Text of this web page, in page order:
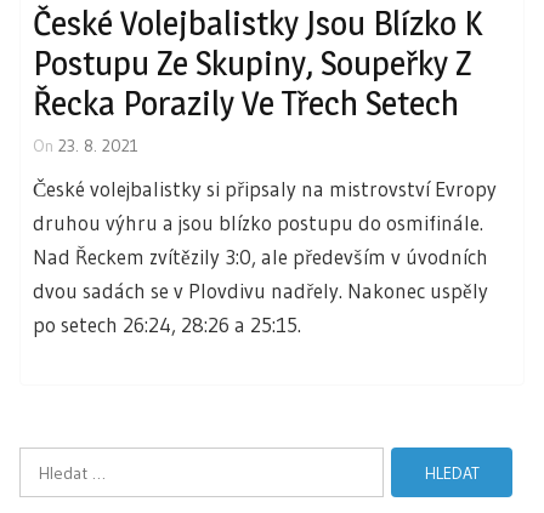
České Volejbalistky Jsou Blízko K
Postupu Ze Skupiny, Soupeřky Z
Řecka Porazily Ve Třech Setech
On 23. 8. 2021
České volejbalistky si připsaly na mistrovství Evropy
druhou výhru a jsou blízko postupu do osmifinále.
Nad Řeckem zvítězily 3:0, ale především v úvodních
dvou sadách se v Plovdivu nadřely. Nakonec uspěly
po setech 26:24, 28:26 a 25:15.